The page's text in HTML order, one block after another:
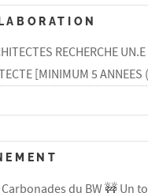
RECHERCHE UN.E
[MINIMUM 5
du BW 🚧 Un